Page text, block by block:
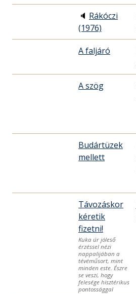
🔈 Rákóczi
(1976)
A faljáró
A szög
Budártüzek
mellett
Távozáskor
kéretik
fizetni!
Kuka úr jóleső
érzéssel nézi
nappalijában a
tévéműsort, mint
minden este. Észre
se veszi, hogy
felesége hisztérikus
pontossággal